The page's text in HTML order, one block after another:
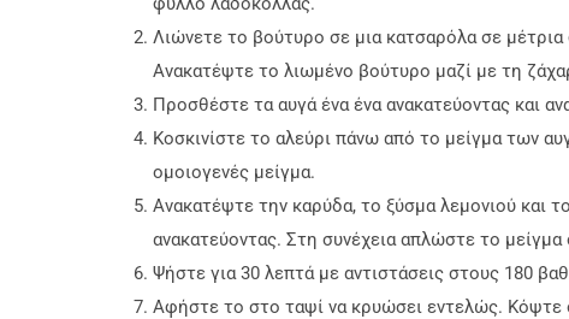
Λιώνετε το βούτυρο σε μια κατσαρόλα σε
Ανακατέψτε το λιωμένο βούτυρο μαζί με τη
Προσθέστε τα αυγά ένα ένα ανακατεύοντας και
Κοσκινίστε το αλεύρι πάνω από το μείγμα των
ομοιογενές μείγμα.
Ανακατέψτε την καρύδα, το ξύσμα λεμονιού και
ανακατεύοντας. Στη συνέχεια απλώστε το μείγμα
Ψήστε για 30 λεπτά με αντιστάσεις στους 180
Αφήστε το στο ταψί να κρυώσει εντελώς. Κόψτε